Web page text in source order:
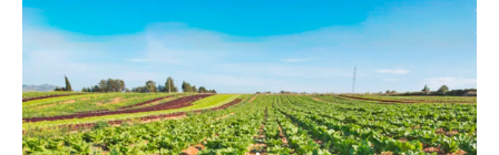
mercados
mayoristas